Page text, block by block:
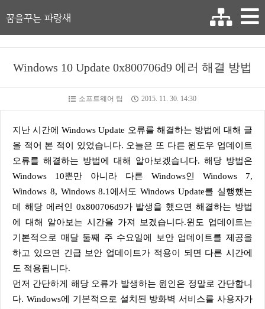
꿈을꾸는 파랑새
Windows 10 Update 0x800706d9 에러 해결 방법
소프트웨어 팁 2015. 11. 30. 14:30
지난 시간에 Windows Update 오류를 해결하는 방법에 대해 글
을 적어 본 적이 있었습니다. 오늘은 또 다른 윈도우 업데이트
오류를 해결하는 방법에 대해 알아보겠습니다. 해당 방법은
Windows 10뿐만 아니라 다른 Windows인 Windows 7,
Windows 8, Windows 8.1에서도 Windows Update를 실행했는
데 해당 에러인 0x800706d9가 발생을 했으면 해결하는 방법
에 대해 알아보는 시간을 가져 보겠습니다.윈도 업데이트는
기본적으로 매달 둘째 주 수요일에 보안 업데이트를 제공을
하고 있으면 긴급 보안 업데이트가 적용이 되면 다른 시간에
도 적용됩니다.
먼저 간단하게 해당 오류가 발생하는 원인은 정말로 간단합니
다. Windows에 기본적으로 설치된 방화벽 서비스를 사용자가